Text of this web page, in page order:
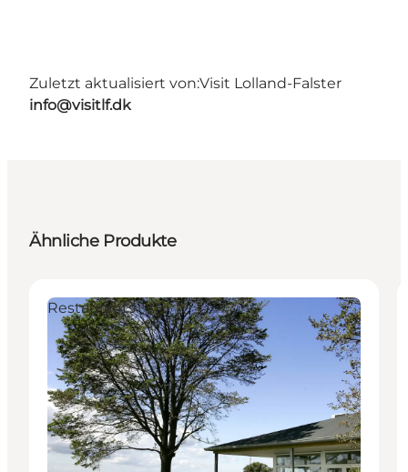
Zuletzt aktualisiert von:Visit Lolland-Falster
info@visitlf.dk
Ähnliche Produkte
Restaurants